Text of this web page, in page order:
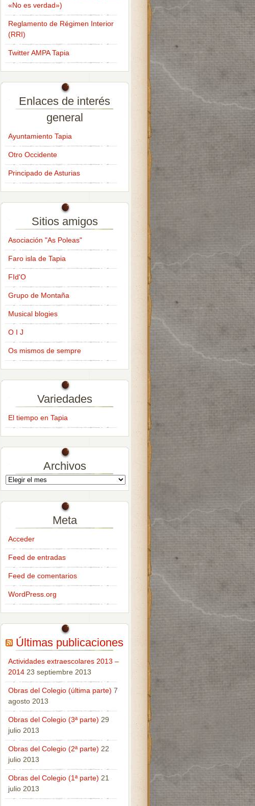
«No es verdad»)
Reglamento de Régimen Interior
(RRI)
Twitter AMPA Tapia
Enlaces de interés
general
Ayuntamiento Tapia
Otro Occidente
Principado de Asturias
Sitios amigos
Asociación "As Poleas"
Faro isla de Tapia
FId'O
Grupo de Montaña
Musical blogies
O I J
Os mismos de sempre
Variedades
El tiempo en Tapia
Archivos
Meta
Acceder
Feed de entradas
Feed de comentarios
WordPress.org
Últimas publicaciones
Actividades extraescolares 2013 –
2014 23 septiembre 2013
Obras del Colegio (última parte) 7
agosto 2013
Obras del Colegio (3ª parte) 29
julio 2013
Obras del Colegio (2ª parte) 22
julio 2013
Obras del Colegio (1ª parte) 21
julio 2013